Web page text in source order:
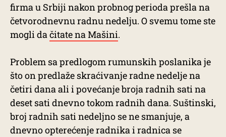
firma u Srbiji nakon probnog perioda prešla na
četvorodnevnu radnu nedelju. O svemu tome ste
mogli dačitate na Mašini.
Problem sa predlogom rumunskih poslanika je
što on predlaže skraćivanje radne nedelje na
četiri dana ali i povećanje broja radnih sati na
deset sati dnevno tokom radnih dana. Suštinski,
broj radnih sati nedeljno se ne smanjuje, a
dnevno opterećenje radnika i radnica se